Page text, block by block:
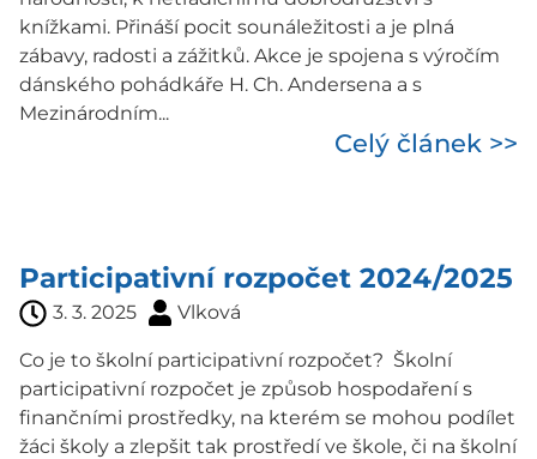
knížkami. Přináší pocit sounáležitosti a je plná
zábavy, radosti a zážitků. Akce je spojena s výročím
dánského pohádkáře H. Ch. Andersena a s
Mezinárodním...
Celý článek >>
Participativní rozpočet 2024/2025
3. 3. 2025 Vlková
Co je to školní participativní rozpočet? Školní
participativní rozpočet je způsob hospodaření s
finančními prostředky, na kterém se mohou podílet
žáci školy a zlepšit tak prostředí ve škole, či na školní